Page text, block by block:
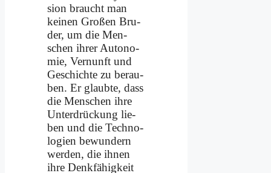
si­on braucht man
kei­nen Gro­ßen Bru­
der, um die Men­
schen ih­rer Au­to­no­
mie, Ver­nunft und
Ge­schich­te zu be­rau­
ben. Er glaub­te, dass
die Men­schen ih­re
Un­ter­drückung lie­
ben und die Tech­no­
lo­gien be­wun­dern
wer­den, die ih­nen
ih­re Denk­fä­hig­keit